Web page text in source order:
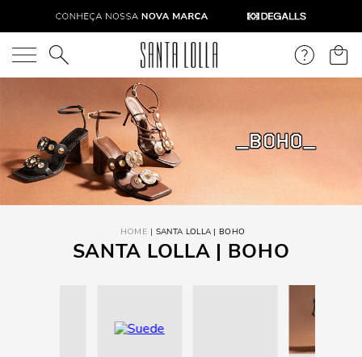
O que você está procurando?
SANTA LOLLA | BOHO
SANTA LOLLA | BOHO